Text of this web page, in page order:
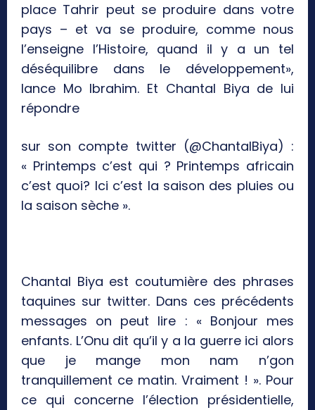
place Tahrir peut se produire dans votre
pays – et va se produire, comme nous
l’enseigne l’Histoire, quand il y a un tel
déséquilibre dans le développement»,
lance Mo Ibrahim. Et Chantal Biya de lui
répondre
sur son compte twitter (@ChantalBiya) :
« Printemps c’est qui ? Printemps africain
c’est quoi? Ici c’est la saison des pluies ou
la saison sèche ».
Chantal Biya est coutumière des phrases
taquines sur twitter. Dans ces précédents
messages on peut lire : « Bonjour mes
enfants. L’Onu dit qu’il y a la guerre ici alors
que je mange mon nam n’gon
tranquillement ce matin. Vraiment ! ». Pour
ce qui concerne l’élection présidentielle,